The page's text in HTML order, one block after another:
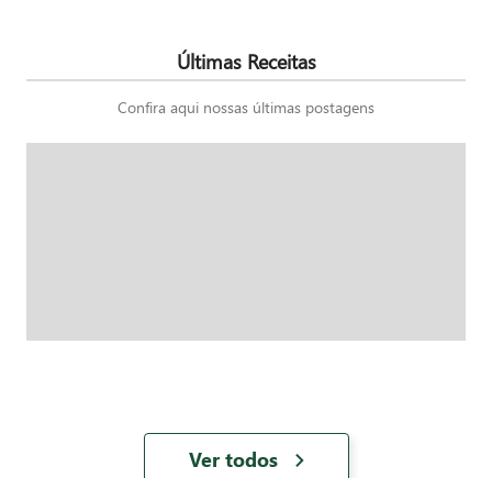
Últimas Receitas
Confira aqui nossas últimas postagens
Ver todos